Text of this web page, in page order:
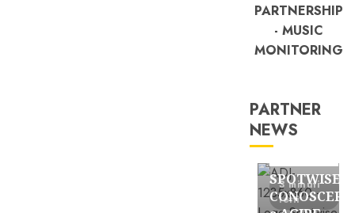
PARTNERSHIP
- MUSIC
MONITORING
PARTNER
NEWS
3 minuti
letti
FREE
SPOTWISE:
CONOSCERE